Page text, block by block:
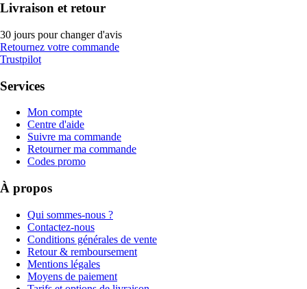
Livraison et retour
30 jours pour changer d'avis
Retournez votre commande
Trustpilot
Services
Mon compte
Centre d'aide
Suivre ma commande
Retourner ma commande
Codes promo
À propos
Qui sommes-nous ?
Contactez-nous
Conditions générales de vente
Retour & remboursement
Mentions légales
Moyens de paiement